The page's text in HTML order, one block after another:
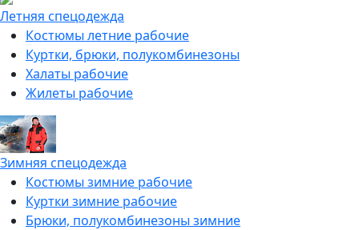
Летняя спецодежда
Костюмы летние рабочие
Куртки, брюки, полукомбинезоны
Халаты рабочие
Жилеты рабочие
Зимняя спецодежда
Костюмы зимние рабочие
Куртки зимние рабочие
Брюки, полукомбинезоны зимние